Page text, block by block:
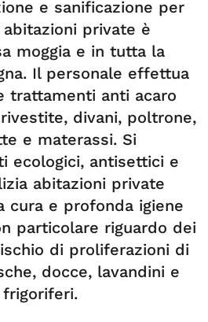
e sanificazione per
private è
moggia e in tutta la
Il personale effettua
trattamenti anti acaro
divani, poltrone,
e materassi. Si
ecologici, antisettici e
abitazioni private
cura e profonda igiene
particolare riguardo dei
di proliferazioni di
docce, lavandini e
frigoriferi.